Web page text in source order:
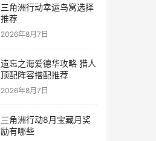
三角洲行动幸运鸟窝选择
推荐
2026年8月7日
遗忘之海爱德华攻略 猎人
顶配阵容搭配推荐
2026年8月7日
三角洲行动8月宝藏月奖
励有哪些